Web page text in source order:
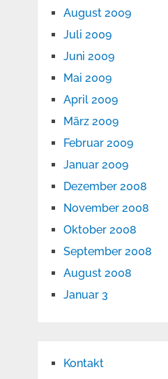
August 2009
Juli 2009
Juni 2009
Mai 2009
April 2009
März 2009
Februar 2009
Januar 2009
Dezember 2008
November 2008
Oktober 2008
September 2008
August 2008
Januar 3
Kontakt